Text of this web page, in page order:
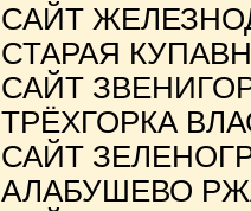
САЙТ
СТАРАЯ
САЙТ
ТРЁХГОРКА
САЙТ
АЛАБУШЕВО